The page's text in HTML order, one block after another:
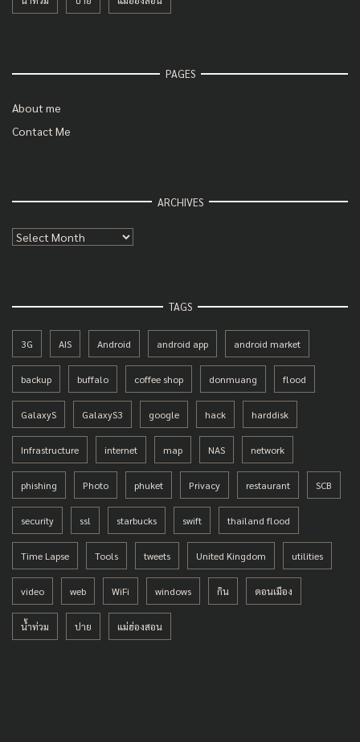
PAGES
About me
Contact Me
ARCHIVES
Archives
TAGS
3G AIS Android android app android market
backup buffalo coffee shop donmuang flood
GalaxyS GalaxyS3 google hack harddisk
Infrastructure internet map NAS network
phishing Photo phuket Privacy restaurant SCB
security ssl starbucks swift thailand flood
Time Lapse Tools tweets United Kingdom utilities
video web WiFi windows กิน ดอนเมือง
น้ำท่วม ปาย แม่ฮ่องสอน